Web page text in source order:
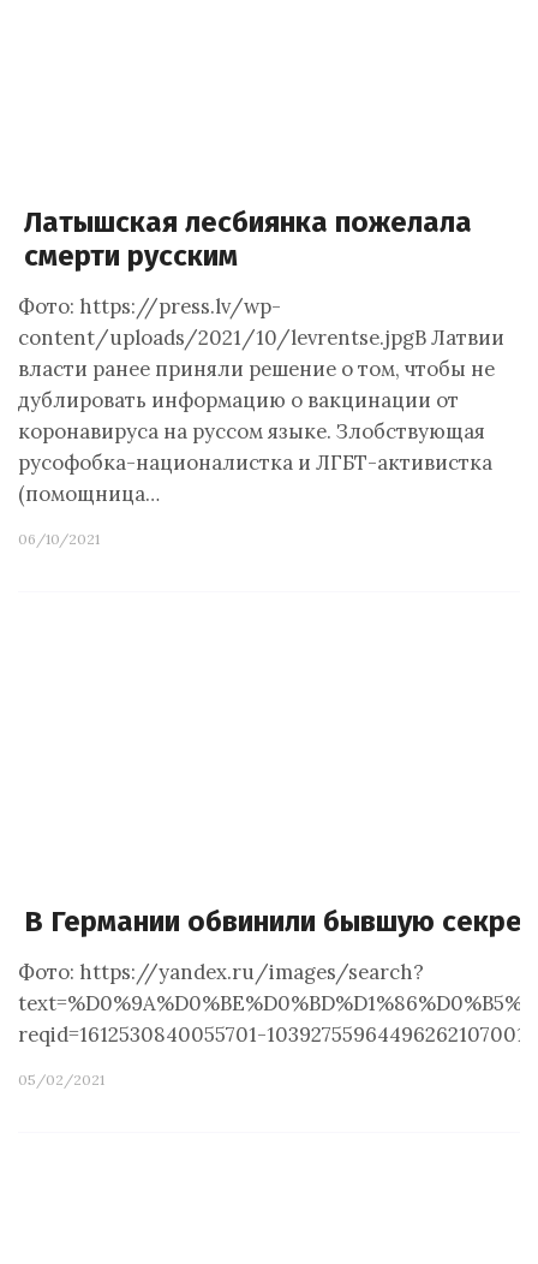
Латышская лесбиянка пожелала
смерти русским
Фото: https://press.lv/wp-
content/uploads/2021/10/levrentse.jpgВ Латвии
власти ранее приняли решение о том, чтобы не
дублировать информацию о вакцинации от
коронавируса на руссом языке. Злобствующая
русофобка-националистка и ЛГБТ-активистка
(помощница…
06/10/2021
В Германии обвинили бывшую
Фото: https://yandex.ru/images/search?
reqid=1612530840055701-
05/02/2021